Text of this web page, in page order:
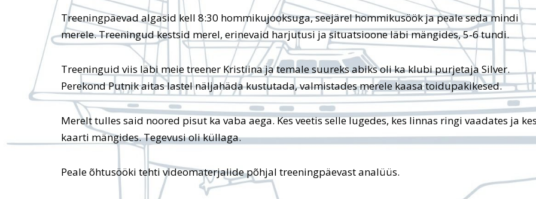
Treeningpäevad algasid kell 8:30 hommikujooksuga, seejärel hommikusöök ja peale seda mindi
merele. Treeningud kestsid merel, erinevaid harjutusi ja situatsioone läbi mängides, 5-6 tundi.
Treeninguid viis läbi meie treener Kristiina ja temale suureks abiks oli ka klubi purjetaja Silver.
Perekond Putnik aitas lastel näljahäda kustutada, valmistades merele kaasa toidupakikesed.
Merelt tulles said noored pisut ka vaba aega. Kes veetis selle lugedes, kes linnas ringi vaadates ja
kaarti mängides. Tegevusi oli küllaga.
Peale õhtusööki tehti videomaterjalide põhjal treeningpäevast analüüs.